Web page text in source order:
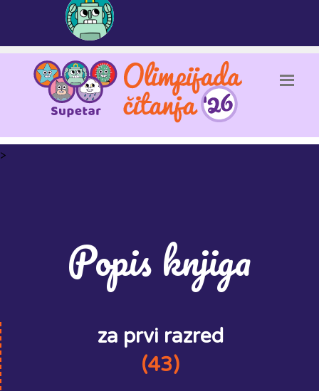
>
Popis knjiga
za prvi razred
(43)